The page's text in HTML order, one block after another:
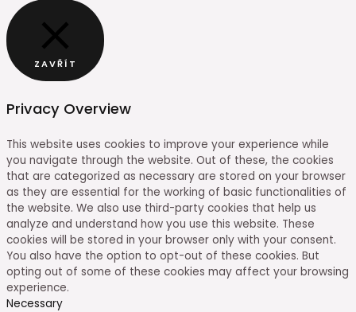
ZAVŘÍT
Privacy Overview
This website uses cookies to improve your experience while
you navigate through the website. Out of these, the cookies
that are categorized as necessary are stored on your browser
as they are essential for the working of basic functionalities of
the website. We also use third-party cookies that help us
analyze and understand how you use this website. These
cookies will be stored in your browser only with your consent.
You also have the option to opt-out of these cookies. But
opting out of some of these cookies may affect your browsing
experience.
Necessary